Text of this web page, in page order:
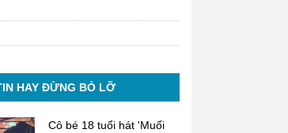
HAY ĐỪNG BỎ LỠ
Cô bé 18 tuổi hát 'Muối